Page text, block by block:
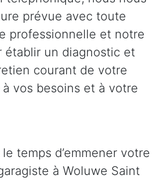
prévue avec toute
professionnelle et notre
établir un diagnostic et
courant de votre
vos besoins et à votre
le temps d’emmener votre
à Woluwe Saint